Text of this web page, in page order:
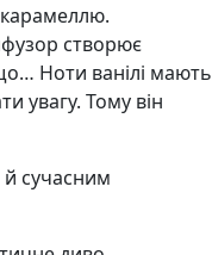
створює
Ноти ванілі мають
увагу. Тому він
сучасним